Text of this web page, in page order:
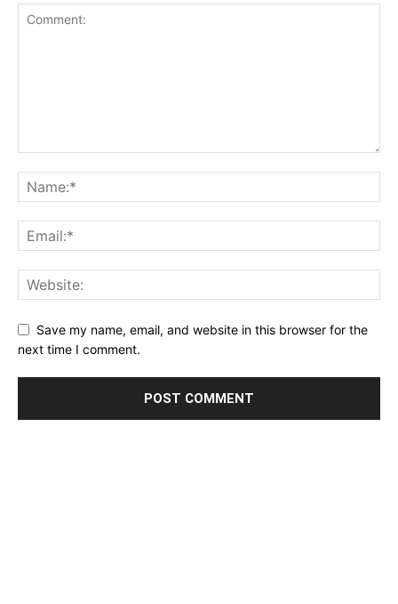
Save my name, email, and website in this browser for the
next time I comment.